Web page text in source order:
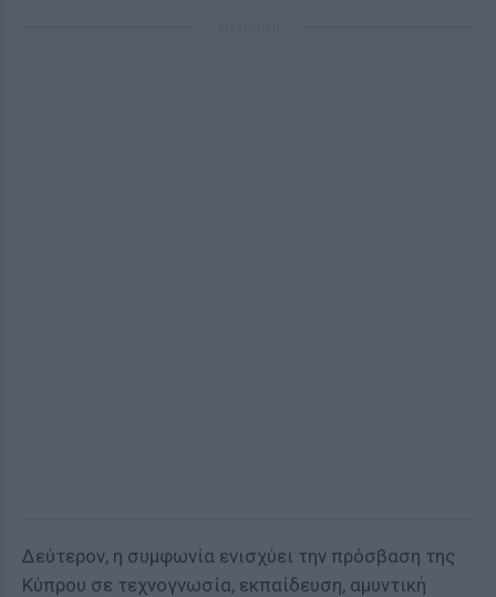
Δεύτερον, η συμφωνία ενισχύει την πρόσβαση της
Κύπρου σε τεχνογνωσία, εκπαίδευση, αμυντική